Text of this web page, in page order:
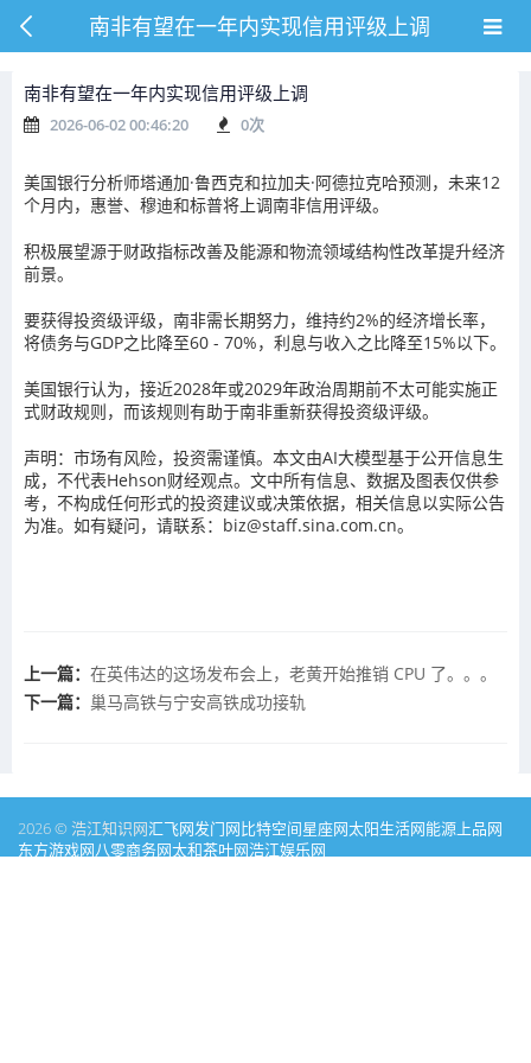
南非有望在一年内实现信用评级上调
南非有望在一年内实现信用评级上调
2026-06-02 00:46:20 0次
美国银行分析师塔通加·鲁西克和拉加夫·阿德拉克哈预测，未来12
个月内，惠誉、穆迪和标普将上调南非信用评级。
积极展望源于财政指标改善及能源和物流领域结构性改革提升经济
前景。
要获得投资级评级，南非需长期努力，维持约2%的经济增长率，
将债务与GDP之比降至60 - 70%，利息与收入之比降至15%以下。
美国银行认为，接近2028年或2029年政治周期前不太可能实施正
式财政规则，而该规则有助于南非重新获得投资级评级。
声明：市场有风险，投资需谨慎。本文由AI大模型基于公开信息生
成，不代表Hehson财经观点。文中所有信息、数据及图表仅供参
考，不构成任何形式的投资建议或决策依据，相关信息以实际公告
为准。如有疑问，请联系：biz@staff.sina.com.cn。
上一篇： 在英伟达的这场发布会上，老黄开始推销 CPU 了。。。
下一篇： 巢马高铁与宁安高铁成功接轨
2026 © 浩江知识网汇飞网发门网比特空间星座网太阳生活网能源 上品网
东方游戏网八零商务网太和茶叶网浩江娱乐网